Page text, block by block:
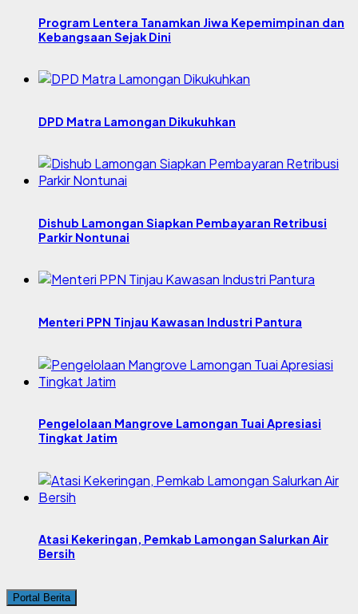
Program Lentera Tanamkan Jiwa Kepemimpinan dan
Kebangsaan Sejak Dini
DPD Matra Lamongan Dikukuhkan
Dishub Lamongan Siapkan Pembayaran Retribusi
Parkir Nontunai
Menteri PPN Tinjau Kawasan Industri Pantura
Pengelolaan Mangrove Lamongan Tuai Apresiasi
Tingkat Jatim
Atasi Kekeringan, Pemkab Lamongan Salurkan Air
Bersih
Portal Berita